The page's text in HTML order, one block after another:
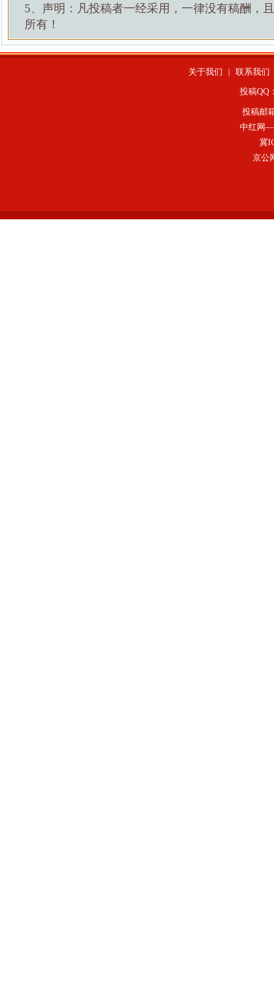
5、声明：凡投稿者一经采用，一律没有稿酬，
所有！
关于我们 联系我们
投稿QQ
投稿邮
中红网—
冀
京公